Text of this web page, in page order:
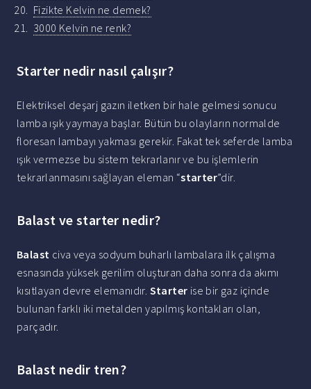
Fizikte Kelvin ne demek?
3000 Kelvin ne renk?
Starter nedir nasıl çalışır?
Elektriksel deşarj gazın iletken bir hale gelmesi sonucu
lamba ışık yaymaya başlar. Bütün bu olayların normalde
floresan lambayı yakması gerekir. Fakat tek seferde lamba
ışık vermezse bu sistem tekrarlanır ve bu işlemlerin
tekrarlanmasını sağlayan eleman “starter”dir.
Balast ve starter nedir?
Balast civa veya sodyum buharlı lambalara ilk çalışma
esnasında yüksek gerilim oluşturan daha sonra da akımı
kısıtlayan devre elemanıdır. Starter ise bir gaz içinde
bulunan farklı iki metalden yapılmış kontakları olan,
parçadır.
Balast nedir tren?